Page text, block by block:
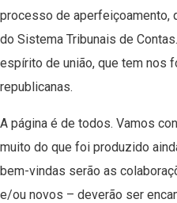
processo de aperfeiçoamento,
do Sistema Tribunais de
espírito de união, que tem nos
republicanas.
A página é de todos. Vamos
muito do que foi produzido
bem-vindas serão as
e/ou novos – deverão ser